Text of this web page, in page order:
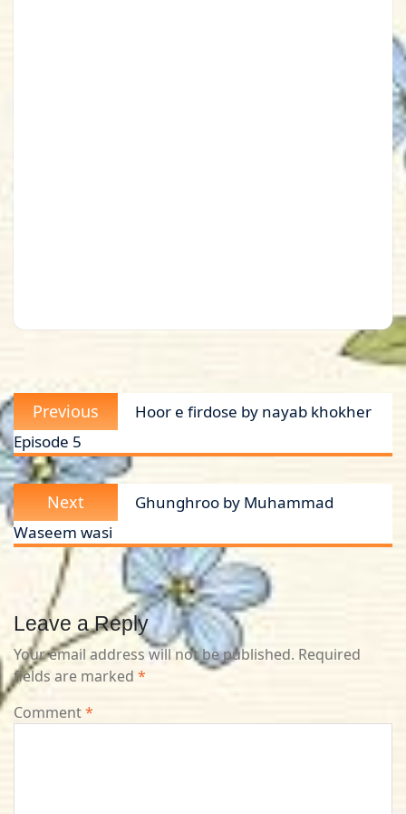
Post
navigation
Previous
post:
Hoor e firdose by nayab khokher
Episode 5
Next
post:
Ghunghroo by Muhammad
Waseem wasi
Leave a Reply
Your email address will not be published. Required
fields are marked *
Comment*